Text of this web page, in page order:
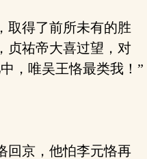
得了前所未有的胜
贞祐帝大喜过望，对
，唯吴王恪最类我！”
京，他怕李元恪再